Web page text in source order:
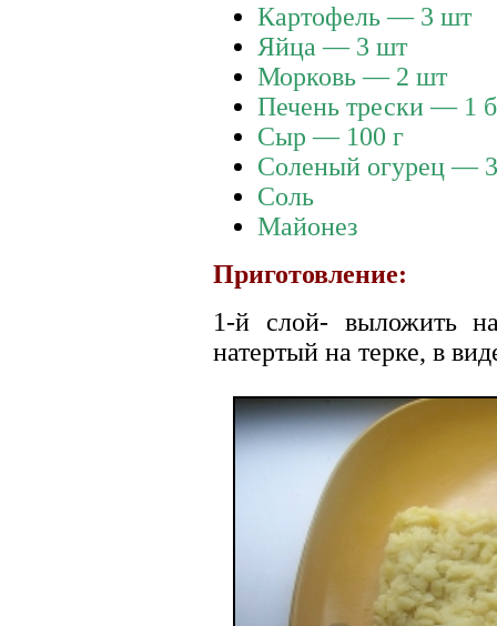
Картофель — 3 шт
Яйца — 3 шт
Морковь — 2 шт
Печень трески — 1
Сыр — 100 г
Соленый огурец —
Соль
Майонез
Приготовление:
1-й слой- выложить
натертый на терке, в